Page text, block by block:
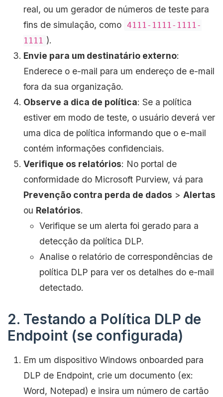
real, ou um gerador de números de teste para
fins de simulação, como 4111-1111-1111-
1111 ).
Envie para um destinatário externo:
Enderece o e-mail para um endereço de e-mail
fora da sua organização.
Observe a dica de política: Se a política
estiver em modo de teste, o usuário deverá ver
uma dica de política informando que o e-mail
contém informações confidenciais.
Verifique os relatórios: No portal de
conformidade do Microsoft Purview, vá para
Prevenção contra perda de dados > Alertas
ou Relatórios.
Verifique se um alerta foi gerado para a
detecção da política DLP.
Analise o relatório de correspondências de
política DLP para ver os detalhes do e-mail
detectado.
2. Testando a Política DLP de
Endpoint (se configurada)
Em um dispositivo Windows onboarded para
DLP de Endpoint, crie um documento (ex:
Word, Notepad) e insira um número de cartão